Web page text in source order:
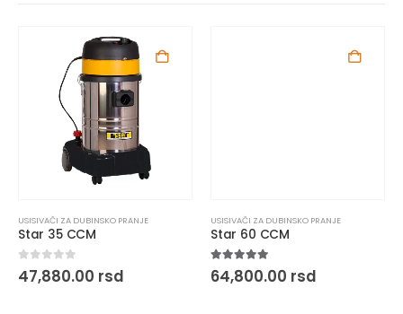
USISIVAČI ZA DUBINSKO PRANJE
Star 35 CCM
0out of 5
47,880.00 rsd
USISIVAČI ZA DUBINSKO PRANJE
Star 60 CCM
5.00out of 5
64,800.00 rsd